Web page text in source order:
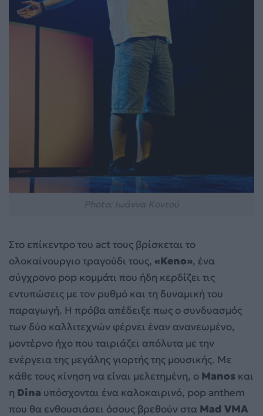
Στο επίκεντρο του act τους βρίσκεται το
ολοκαίνουργιο τραγούδι τους, «Keno», ένα
σύγχρονο pop κομμάτι που ήδη κερδίζει τις
εντυπώσεις με τον ρυθμό και τη δυναμική του
παραγωγή. Η πρόβα απέδειξε πως ο συνδυασμός
των δύο καλλιτεχνών φέρνει έναν ανανεωμένο,
μοντέρνο ήχο που ταιριάζει απόλυτα με την
ενέργεια της μεγάλης γιορτής της μουσικής. Με
κάθε τους κίνηση να είναι μελετημένη, ο Manos και
η Dina υπόσχονται ένα καλοκαιρινό, pop anthem
που θα ενθουσιάσει όσους βρεθούν στα Mad VMA